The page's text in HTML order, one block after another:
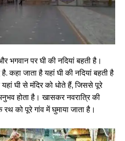
भगवान पर घी की नदियां बहती है।
है. कहा जाता है यहां घी की नदियां बहती है
घी से मंदिर को धोते हैं, जिससे पूरे
होता है। खासकर नवरात्रि की
को पूरे गांव में घुमाया जाता है।